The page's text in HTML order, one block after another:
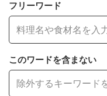
フリーワード
このワードを含まない